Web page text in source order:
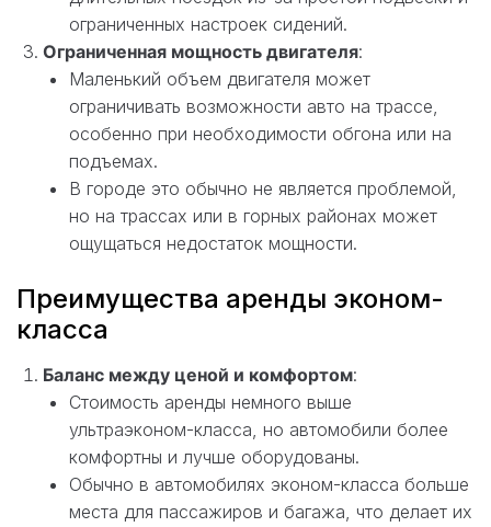
ограниченных настроек сидений.
Ограниченная мощность двигателя:
Маленький объем двигателя может
ограничивать возможности авто на трассе,
особенно при необходимости обгона или на
подъемах.
В городе это обычно не является проблемой,
но на трассах или в горных районах может
ощущаться недостаток мощности.
Преимущества аренды эконом-
класса
Баланс между ценой и комфортом:
Стоимость аренды немного выше
ультраэконом-класса, но автомобили более
комфортны и лучше оборудованы.
Обычно в автомобилях эконом-класса больше
места для пассажиров и багажа, что делает их